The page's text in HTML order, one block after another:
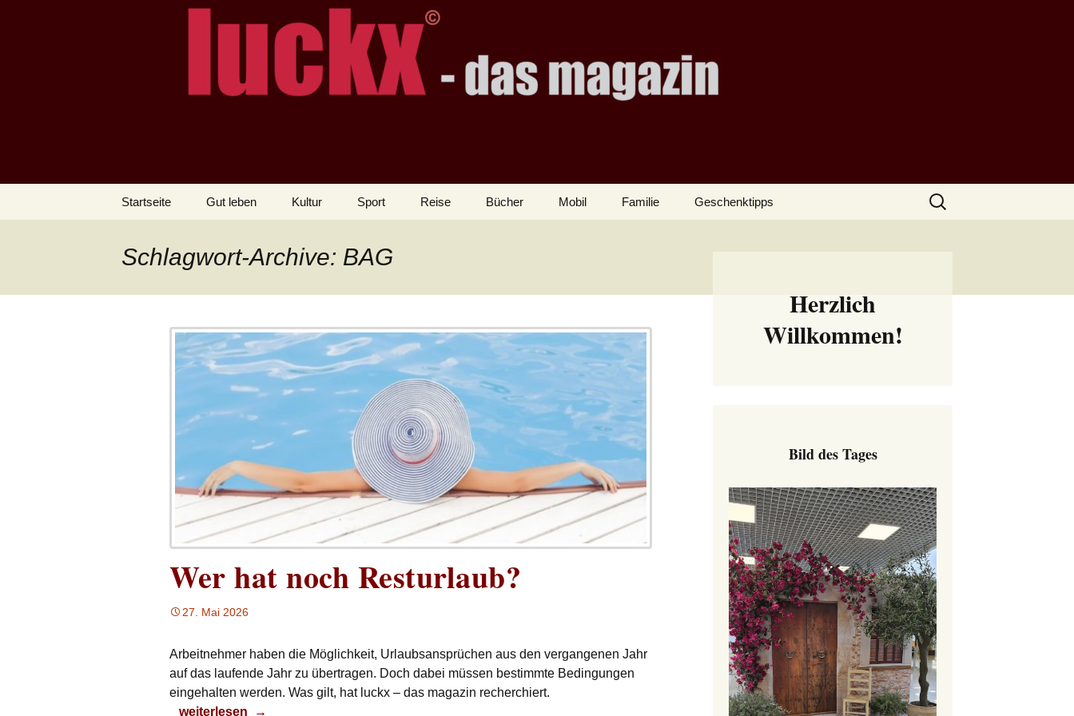
LUCKX
– das Magazin
Startseite Gut leben Kultur Sport Reise Bücher Mobil Familie Geschenktipps
Suchen
nach:
Schlagwort-Archive: BAG
Wer hat noch Resturlaub?
27. Mai 2026
Arbeitnehmer haben die Möglichkeit, Urlaubsansprüchen aus den vergangenen Jahr
auf das laufende Jahr zu übertragen. Doch dabei müssen bestimmte Bedingungen
eingehalten werden. Was gilt, hat luckx – das magazin recherchiert.
Wer hat noch Resturlaub?
weiterlesen →
Herzlich
Willkommen!
Bild des Tages